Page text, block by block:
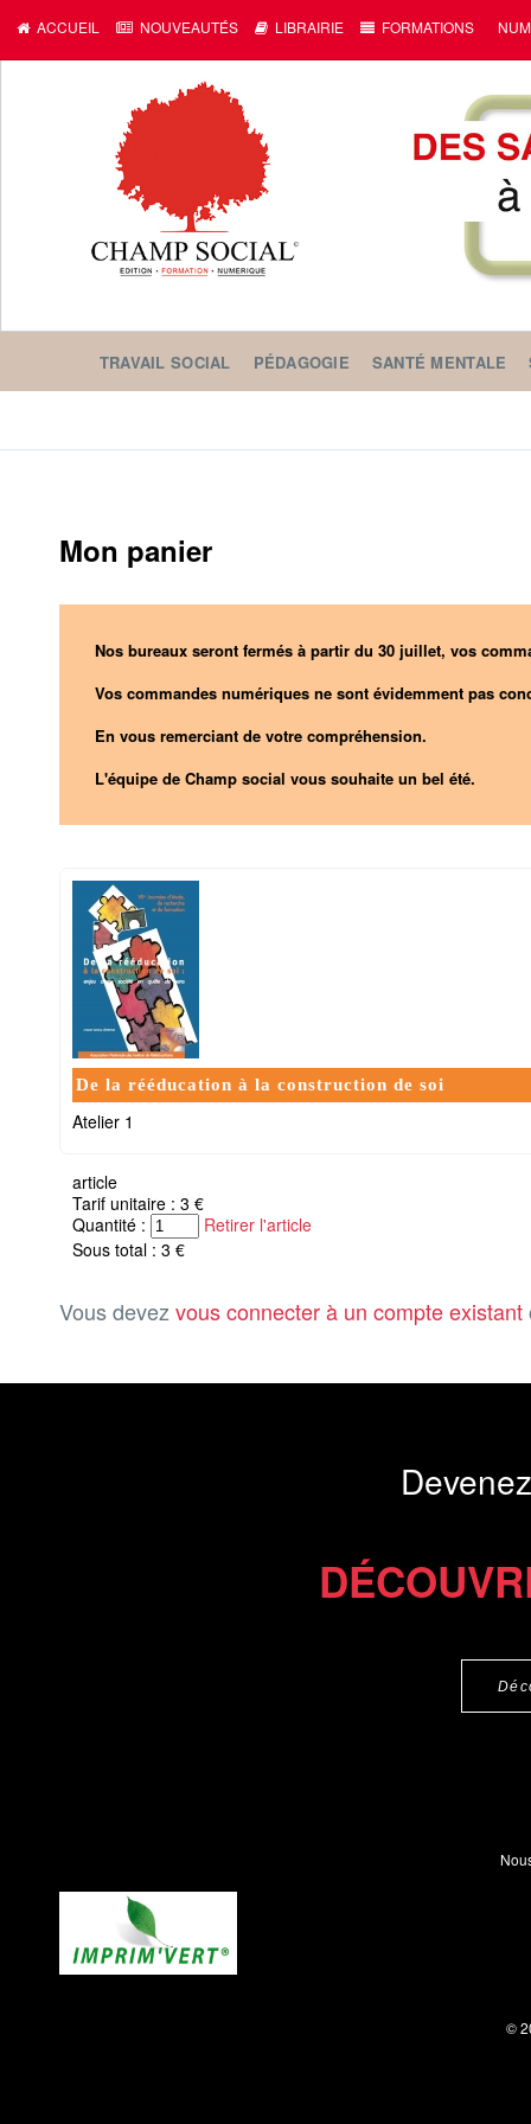
ACCUEIL NOUVEAUTÉS LIBRAIRIE FORMATIONS
TRAVAIL SOCIAL PÉDAGOGIE SANTÉ MENTALE
Mon panier
Nos bureaux seront fermés à partir du 30 juillet, vos
Vos commandes numériques ne sont évidemment pas
En vous remerciant de votre compréhension.
L'équipe de Champ social vous souhaite un bel été.
De la rééducation à la construction de soi
Atelier 1
article
Tarif unitaire : 3 €
Quantité :
Retirer l'article
Sous total : 3 €
Vous devez vous connecter à un compte existant
©